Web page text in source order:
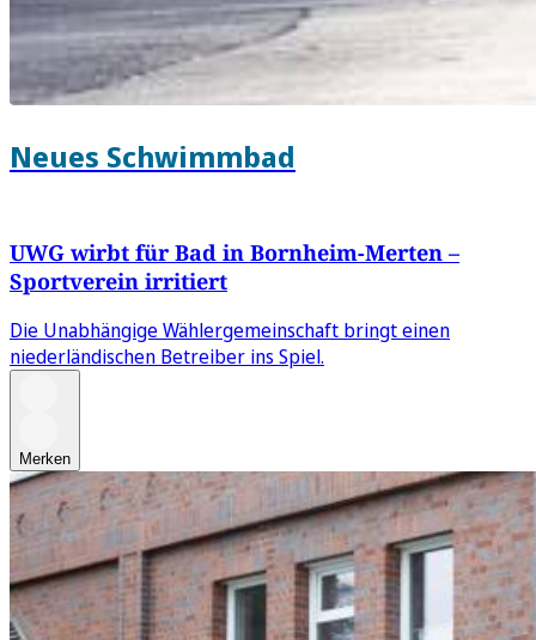
Neues Schwimmbad
UWG wirbt für Bad in Bornheim-Merten –
Sportverein irritiert
Die Unabhängige Wählergemeinschaft bringt einen
niederländischen Betreiber ins Spiel.
Merken